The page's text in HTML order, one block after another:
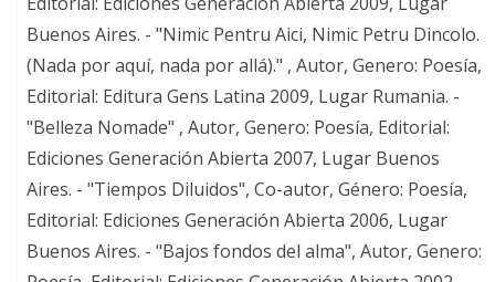
Buenos Aires. - "Nimic Pentru Aici, Nimic Petru Dincolo.
(Nada por aquí, nada por allá)." , Autor, Genero: Poesía,
Editorial: Editura Gens Latina 2009, Lugar Rumania. -
"Belleza Nomade" , Autor, Genero: Poesía, Editorial:
Ediciones Generación Abierta 2007, Lugar Buenos
Aires. - "Tiempos Diluidos", Co-autor, Género: Poesía,
Editorial: Ediciones Generación Abierta 2006, Lugar
Buenos Aires. - "Bajos fondos del alma", Autor, Genero: